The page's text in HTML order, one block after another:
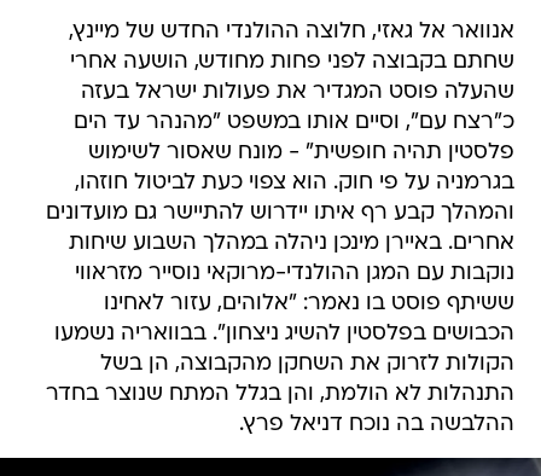
אנוואר אל גאזי, חלוצה ההולנדי החדש של מיינץ,
שחתם בקבוצה לפני פחות מחודש, הושעה אחרי
שהעלה פוסט המגדיר את פעולות ישראל בעזה
כ"רצח עם", וסיים אותו במשפט "מהנהר עד הים
פלסטין תהיה חופשית" - מונח שאסור לשימוש
בגרמניה על פי חוק. הוא צפוי כעת לביטול חוזהו,
והמהלך קבע רף איתו יידרוש להתיישר גם מועדונים
אחרים. באיירן מינכן ניהלה במהלך השבוע שיחות
נוקבות עם המגן ההולנדי-מרוקאי נוסייר מזראווי
ששיתף פוסט בו נאמר: "אלוהים, עזור לאחינו
הכבושים בפלסטין להשיג ניצחון". בבוואריה נשמעו
הקולות לזרוק את השחקן מהקבוצה, הן בשל
התנהלות לא הולמת, והן בגלל המתח שנוצר בחדר
ההלבשה בה נוכח דניאל פרץ.